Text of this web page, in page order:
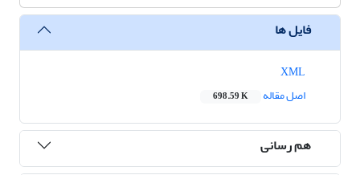
فایل ها
اصل مقاله
698.59 K
هم رسانی